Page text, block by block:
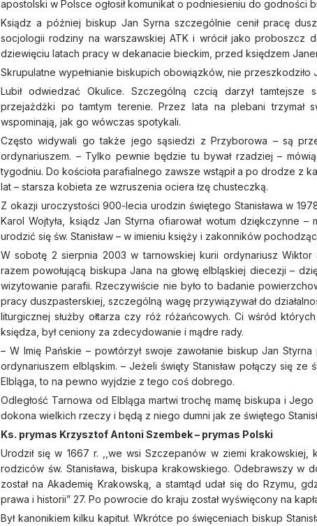
apostolski w Polsce ogłosił komunikat o podniesieniu do godności
Ksiądz a później biskup Jan Syrna szczególnie cenił pracę
socjologii rodziny na warszawskiej ATK i wrócił jako proboszcz
dziewięciu latach pracy w dekanacie bieckim, przed księdzem
Skrupulatne wypełnianie biskupich obowiązków, nie przeszkodziło
Lubił odwiedzać Okulice. Szczególną czcią darzył tamtejsze
przejażdżki po tamtym terenie. Przez lata na plebani trzymał
wspominają, jak go wówczas spotykali.
Często widywali go także jego sąsiedzi z Przyborowa – są
ordynariuszem. – Tylko pewnie będzie tu bywał rzadziej –
tygodniu. Do kościoła parafialnego zawsze wstąpił a po drodze z
lat – starsza kobieta ze wzruszenia ociera łzę chusteczką.
Z okazji uroczystości 900-lecia urodzin świętego Stanisława w
Karol Wojtyła, ksiądz Jan Styrna ofiarował wotum dziękczynne –
urodzić się św. Stanisław – w imieniu księży i zakonników
W sobotę 2 sierpnia 2003 w tarnowskiej kurii ordynariusz
razem powołującą biskupa Jana na głowę elbląskiej diecezji –
wizytowanie parafii. Rzeczywiście nie było to badanie
pracy duszpasterskiej, szczególną wagę przywiązywał do
liturgicznej służby ołtarza czy róż różańcowych. Ci wśród
księdza, był ceniony za zdecydowanie i mądre rady.
– W Imię Pańskie – powtórzył swoje zawołanie biskup Jan
ordynariuszem elbląskim. – Jeżeli święty Stanisław połączy się
Elbląga, to na pewno wyjdzie z tego coś dobrego.
Odległość Tarnowa od Elbląga martwi trochę mamę biskupa i
dokona wielkich rzeczy i będą z niego dumni jak ze świętego
Ks. prymas Krzysztof Antoni Szembek – prymas Polski
Urodził się w 1667 r. ,,we wsi Szczepanów w ziemi krakowskiej,
rodziców św. Stanisława, biskupa krakowskiego. Odebrawszy w
został na Akademię Krakowską, a stamtąd udał się do Rzymu,
prawa i historii” 27. Po powrocie do kraju został wyświęcony na
Był kanonikiem kilku kapituł. Wkrótce po święceniach biskup